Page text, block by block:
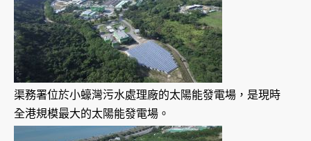
渠務署位於小蠔灣污水處理廠的太陽能發電場，是現時
全港規模最大的太陽能發電場。